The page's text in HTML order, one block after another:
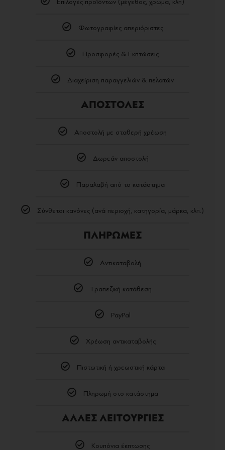
Επιλογές προϊόντων (μέγεθος, χρώμα, κλπ)
Φωτογραφίες απεριόριστες
Προσφορές & Εκπτώσεις
Διαχείριση παραγγελιών & πελατών
ΑΠΟΣΤΟΛΕΣ
Αποστολή με σταθερή χρέωση
Δωρεάν αποστολή
Παραλαβή από το κατάστημα
Σύνθετοι κανόνες (ανά περιοχή, κατηγορία, μάρκα, κλπ.)
ΠΛΗΡΩΜΕΣ
Αντικαταβολή
Τραπεζική κατάθεση
PayPal
Χρέωση αντικαταβολής
Πιστωτική ή χρεωστική κάρτα
Πληρωμή στο κατάστημα
ΑΛΛΕΣ ΛΕΙΤΟΥΡΓΙΕΣ
Κουπόνια έκπτωσης